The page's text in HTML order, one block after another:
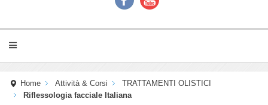
Home Attività & Corsi
TRATTAMENTI OLISTICI
Riflessologia facciale Italiana